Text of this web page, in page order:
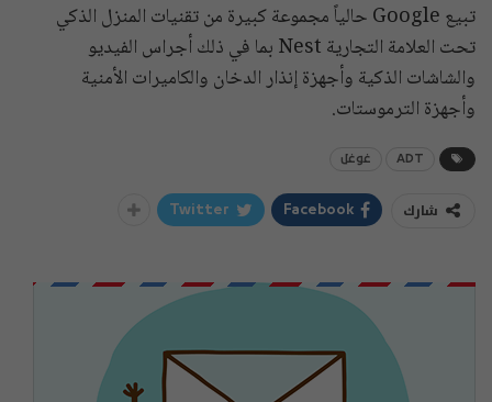
تبيع Google حالياً مجموعة كبيرة من تقنيات المنزل الذكي
تحت العلامة التجارية Nest بما في ذلك أجراس الفيديو
والشاشات الذكية وأجهزة إنذار الدخان والكاميرات الأمنية
وأجهزة الترموستات.
ADT غوغل
شارك Facebook
Twitter